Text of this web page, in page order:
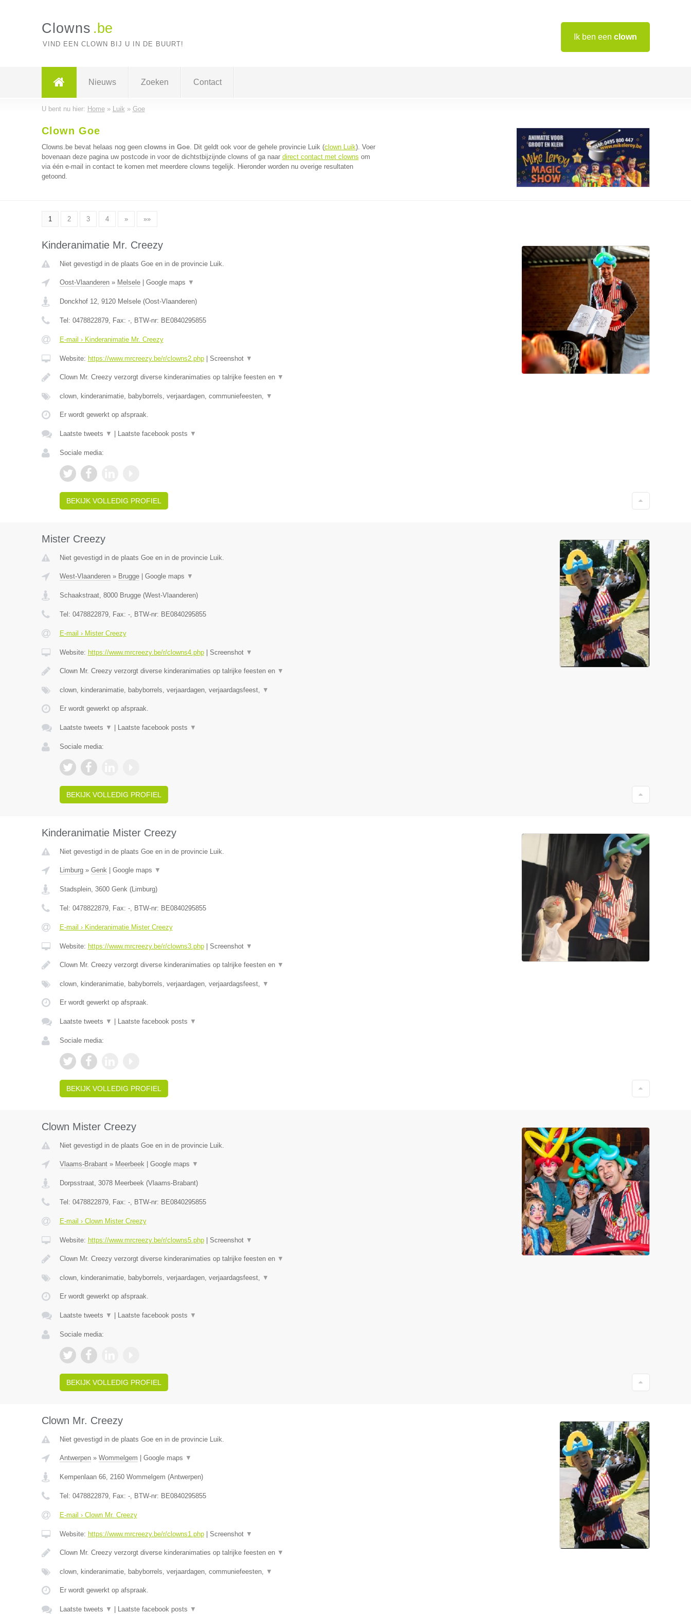
Ik ben een clown
Clowns .be
VIND EEN CLOWN BIJ U IN DE BUURT!
Nieuws Zoeken Contact
U bent nu hier: Home» Luik » Goe
Clown Goe
Clowns.be bevat helaas nog geen clowns in Goe. Dit geldt ook voor de gehele provincie Luik (clown Luik). Voer
bovenaan deze pagina uw postcode in voor de dichtstbijzijnde clowns of ga naar direct contact met clowns om
via één e-mail in contact te komen met meerdere clowns tegelijk. Hieronder worden nu overige resultaten
getoond.
1 2 3 4 » »»
Kinderanimatie Mr. Creezy
Niet gevestigd in de plaats Goe en in de provincie Luik.
Oost-Vlaanderen» Melsele| Google maps ▼
Donckhof 12, 9120 Melsele(Oost-Vlaanderen)
Tel: 0478822879, Fax: -, BTW-nr: BE0840295855
E-mail › Kinderanimatie Mr. Creezy
Website: https://www.mrcreezy.be/r/clowns2.php| Screenshot ▼
Clown Mr. Creezy verzorgt diverse kinderanimaties op talrijke feesten en ▼
clown, kinderanimatie, babyborrels, verjaardagen, communiefeesten, ▼
Er wordt gewerkt op afspraak.
Laatste tweets ▼ Laatste facebook posts ▼
Sociale media:
BEKIJK VOLLEDIG PROFIEL
Mister Creezy
Niet gevestigd in de plaats Goe en in de provincie Luik.
West-Vlaanderen» Brugge| Google maps ▼
Schaakstraat, 8000 Brugge(West-Vlaanderen)
Tel: 0478822879, Fax: -, BTW-nr: BE0840295855
E-mail › Mister Creezy
Website: https://www.mrcreezy.be/r/clowns4.php| Screenshot ▼
Clown Mr. Creezy verzorgt diverse kinderanimaties op talrijke feesten en ▼
clown, kinderanimatie, babyborrels, verjaardagen, verjaardagsfeest, ▼
Er wordt gewerkt op afspraak.
Laatste tweets ▼ Laatste facebook posts ▼
Sociale media:
BEKIJK VOLLEDIG PROFIEL
Kinderanimatie Mister Creezy
Niet gevestigd in de plaats Goe en in de provincie Luik.
Limburg» Genk| Google maps ▼
Stadsplein, 3600 Genk(Limburg)
Tel: 0478822879, Fax: -, BTW-nr: BE0840295855
E-mail › Kinderanimatie Mister Creezy
Website: https://www.mrcreezy.be/r/clowns3.php| Screenshot ▼
Clown Mr. Creezy verzorgt diverse kinderanimaties op talrijke feesten en ▼
clown, kinderanimatie, babyborrels, verjaardagen, verjaardagsfeest, ▼
Er wordt gewerkt op afspraak.
Laatste tweets ▼ Laatste facebook posts ▼
Sociale media:
BEKIJK VOLLEDIG PROFIEL
Clown Mister Creezy
Niet gevestigd in de plaats Goe en in de provincie Luik.
Vlaams-Brabant» Meerbeek| Google maps ▼
Dorpsstraat, 3078 Meerbeek(Vlaams-Brabant)
Tel: 0478822879, Fax: -, BTW-nr: BE0840295855
E-mail › Clown Mister Creezy
Website: https://www.mrcreezy.be/r/clowns5.php| Screenshot ▼
Clown Mr. Creezy verzorgt diverse kinderanimaties op talrijke feesten en ▼
clown, kinderanimatie, babyborrels, verjaardagen, verjaardagsfeest, ▼
Er wordt gewerkt op afspraak.
Laatste tweets ▼ Laatste facebook posts ▼
Sociale media:
BEKIJK VOLLEDIG PROFIEL
Clown Mr. Creezy
Niet gevestigd in de plaats Goe en in de provincie Luik.
Antwerpen» Wommelgem Google maps ▼
Kempenlaan 66, 2160 Wommelgem (Antwerpen)
Tel: 0478822879, Fax: -, BTW-nr: BE0840295855
E-mail › Clown Mr. Creezy
Website: https://www.mrcreezy.be/r/clowns1.php| Screenshot ▼
Clown Mr. Creezy verzorgt diverse kinderanimaties op talrijke feesten en ▼
clown, kinderanimatie, babyborrels, verjaardagen, communiefeesten, ▼
Er wordt gewerkt op afspraak.
Laatste tweets ▼ Laatste facebook posts ▼